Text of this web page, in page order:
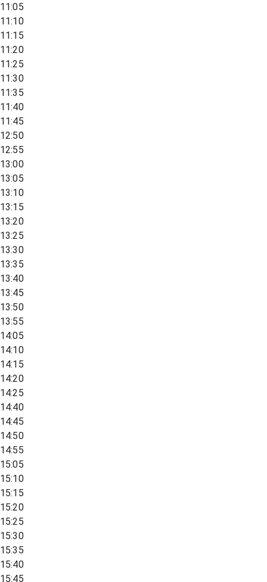
11:05
11:10
11:15
11:20
11:25
11:30
11:35
11:40
11:45
12:50
12:55
13:00
13:05
13:10
13:15
13:20
13:25
13:30
13:35
13:40
13:45
13:50
13:55
14:05
14:10
14:15
14:20
14:25
14:40
14:45
14:50
14:55
15:05
15:10
15:15
15:20
15:25
15:30
15:35
15:40
15:45